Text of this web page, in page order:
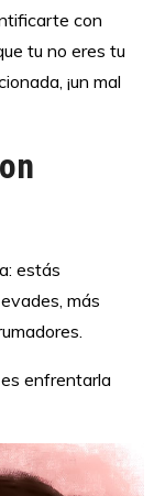
con
tu no eres tu
¡un mal
estás
más
enfrentarla